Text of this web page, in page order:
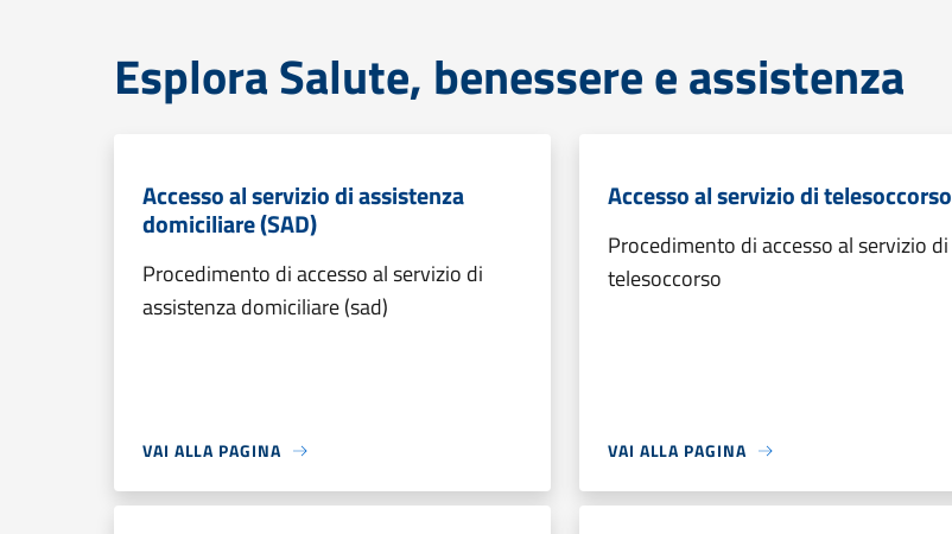
Esplora Salute, benessere e assistenza
Accesso al servizio di assistenza
domiciliare (SAD)
Procedimento di accesso al servizio di
assistenza domiciliare (sad)
VAI ALLA PAGINA
Accesso al servizio di telesoccorso
Procedimento di accesso al servizio di
telesoccorso
VAI ALLA PAGINA